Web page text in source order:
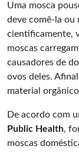
Uma mosca
deve comê-la ou
cientificamente,
moscas
causadores de
ovos deles.
material
De acordo com
Public Health,
moscas